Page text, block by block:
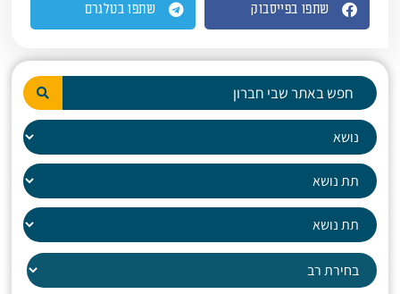
שתפו בפייסבוק שתפו בטלגרם